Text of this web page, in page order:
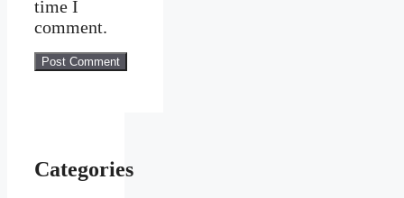
time I
comment.
Categories